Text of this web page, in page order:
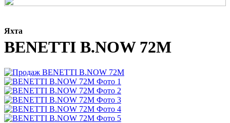
Яхта
BENETTI B.NOW 72M